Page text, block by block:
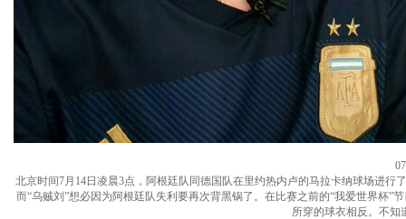
北京时间7月14日凌晨3点，阿根廷队同德国队在里约热内卢的马拉卡纳球场进
而“乌贼刘”想必因为阿根廷队失利要再次背黑锅了。在比赛之前的“我爱世界杯
所穿的球衣相反。不知